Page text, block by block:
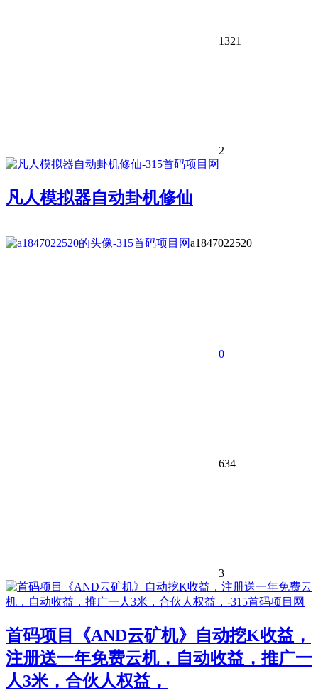
1321
2
凡人模拟器自动卦机修仙
a1847022520
0
634
3
首码项目《AND云矿机》自动挖K收益，
注册送一年免费云机，自动收益，推广一
人3米，合伙人权益，